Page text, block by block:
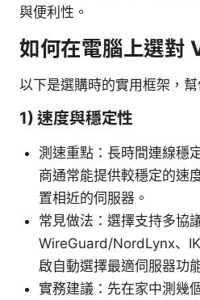
與便利性。
如何在電腦上選對
以下是選購時的實用框架，
1) 速度與穩定性
測速重點：長時間連線穩
商通常能提供較穩定的速
置相近的伺服器。
常見做法：選擇支持多協
WireGuard/NordLynx、
啟自動選擇最適伺服器功
實務建議：先在家中測幾